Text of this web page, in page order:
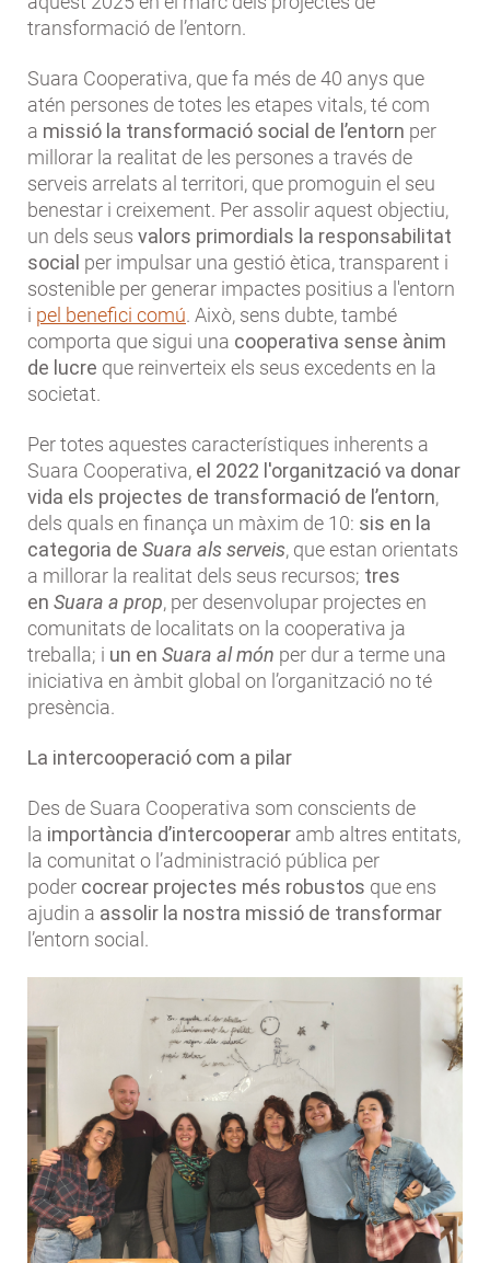
transformació de l’entorn.
Suara Cooperativa, que fa més de 40 anys que
atén persones de totes les etapes vitals, té com
a missió la transformació social de l’entorn per
millorar la realitat de les persones a través de
serveis arrelats al territori, que promoguin el seu
benestar i creixement. Per assolir aquest objectiu,
un dels seus valors primordials la responsabilitat
social per impulsar una gestió ètica, transparent i
sostenible per generar impactes positius a l'entorn
i pel benefici comú. Això, sens dubte, també
comporta que sigui una cooperativa sense ànim
de lucre que reinverteix els seus excedents en la
societat.
Per totes aquestes característiques inherents a
Suara Cooperativa, el 2022 l'organitzacióva donar
vida els projectes de transformació de l’entorn,
dels quals en finança un màxim de 10: sis en la
categoria de Suara als serveis, que estan orientats
a millorar la realitat dels seus recursos; tres
en Suara a prop, per desenvolupar projectes en
comunitats de localitats on la cooperativa ja
treballa; i un en Suara al món per dur a terme una
iniciativa en àmbit global on l’organització no té
presència.
La intercooperació com a pilar
Des de Suara Cooperativa som conscients de
la importància d’intercooperar amb altres entitats,
la comunitat o l’administració pública per
poder cocrear projectes més robustos que ens
ajudin a assolir la nostra missió de transformar
l’entorn social.